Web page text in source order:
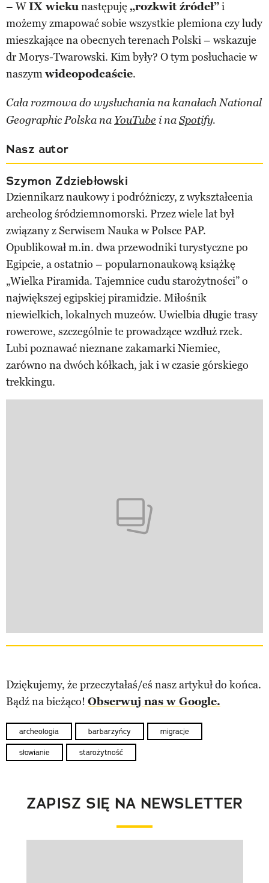
– WIX wiekunastępuję „rozkwit źródeł”i
możemy zmapować sobie wszystkie plemiona czy ludy
mieszkające na obecnych terenach Polski – wskazuje
dr Morys-Twarowski. Kim były? O tym posłuchacie w
naszymwideopodcaście.
Cała rozmowa do wysłuchania na kanałach National
Geographic Polska na YouTube i naSpotify.
Nasz autor
Szymon Zdziebłowski
Dziennikarz naukowy i podróżniczy, z wykształcenia
archeolog śródziemnomorski. Przez wiele lat był
związany z Serwisem Nauka w Polsce PAP.
Opublikował m.in. dwa przewodniki turystyczne po
Egipcie, a ostatnio – popularnonaukową książkę
„Wielka Piramida. Tajemnice cudu starożytności” o
największej egipskiej piramidzie. Miłośnik
niewielkich, lokalnych muzeów. Uwielbia długie trasy
rowerowe, szczególnie te prowadzące wzdłuż rzek.
Lubi poznawać nieznane zakamarki Niemiec,
zarówno na dwóch kółkach, jak i w czasie górskiego
trekkingu.
Dziękujemy, że przeczytałaś/eś nasz artykuł do końca.
Bądź na bieżąco! Obserwuj nas w Google.
archeologia barbarzyńcy migracje
słowianie starożytność
ZAPISZ SIĘ NA NEWSLETTER